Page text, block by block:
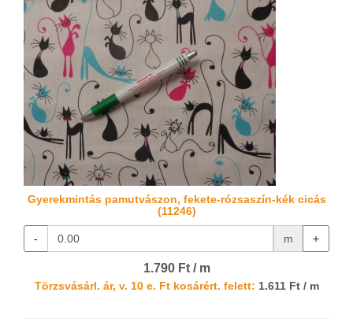
Gyerekmintás pamutvászon, fekete-rózsaszín-kék cicás
(11246)
- m +
1.790 Ft / m
Törzsvásárl. ár, v. 10 e. Ft kosárért. felett: 1.611 Ft / m